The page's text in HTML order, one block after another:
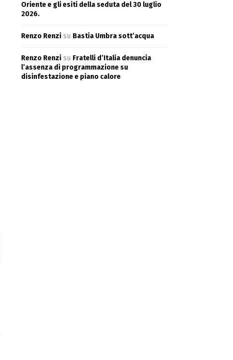
Oriente e gli esiti della seduta del 30 luglio
2026.
Renzo Renzi su Bastia Umbra sott’acqua
Renzo Renzi su Fratelli d’Italia denuncia
l’assenza di programmazione su
disinfestazione e piano calore